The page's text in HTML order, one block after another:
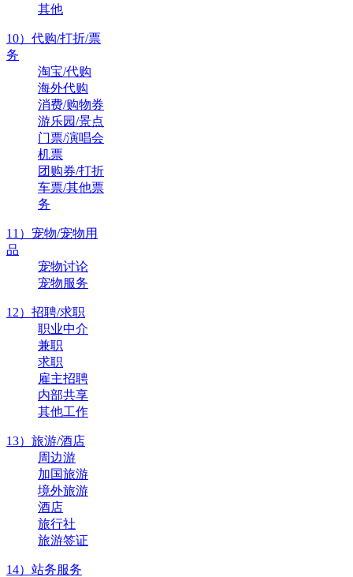
其他
10）代购/打折/票
务
淘宝/代购
海外代购
消费/购物券
游乐园/景点
门票/演唱会
机票
团购券/打折
车票/其他票
务
11）宠物/宠物用
品
宠物讨论
宠物服务
12）招聘/求职
职业中介
兼职
求职
雇主招聘
内部共享
其他工作
13）旅游/酒店
周边游
加国旅游
境外旅游
酒店
旅行社
旅游签证
14）站务服务